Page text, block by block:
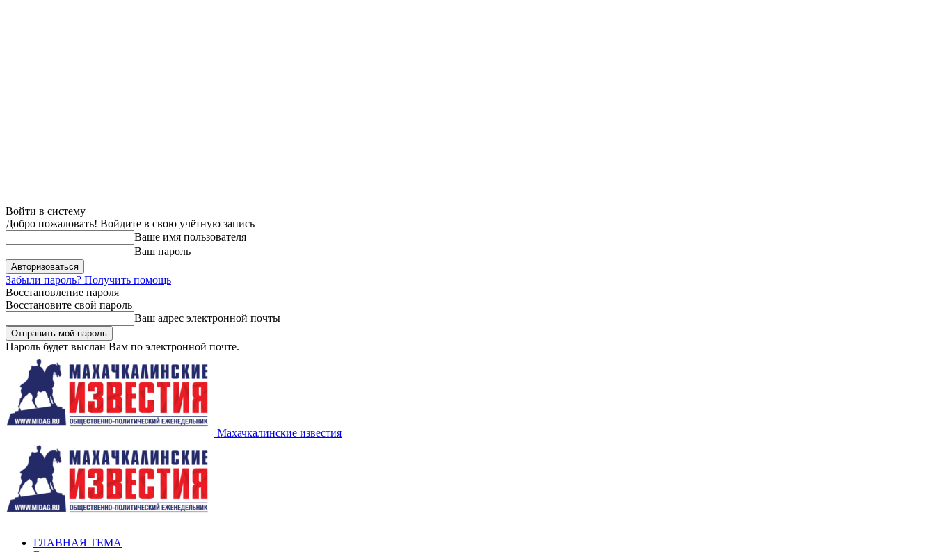
Войти в систему
Добро пожаловать! Войдите в свою учётную запись
Ваше имя пользователя
Ваш пароль
Забыли пароль? Получить помощь
Восстановление пароля
Восстановите свой пароль
Ваш адрес электронной почты
Пароль будет выслан Вам по электронной почте.
Махачкалинские известия
ГЛАВНАЯ ТЕМА